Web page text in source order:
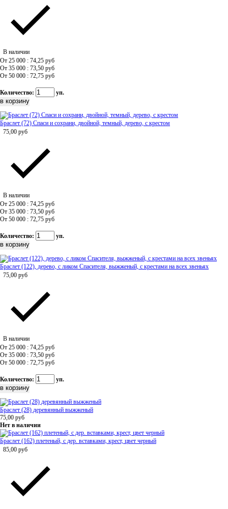
В наличии
От 25 000 : 74,25 руб
От 35 000 : 73,50 руб
От 50 000 : 72,75 руб
Количество: уп.
Браслет (72) Спаси и сохрани, двойной, темный, дерево, с крестом
75,00 руб
В наличии
От 25 000 : 74,25 руб
От 35 000 : 73,50 руб
От 50 000 : 72,75 руб
Количество: уп.
Браслет (122), дерево, с ликом Спасителя, выжженый, с крестами на всех звеньях
75,00 руб
В наличии
От 25 000 : 74,25 руб
От 35 000 : 73,50 руб
От 50 000 : 72,75 руб
Количество: уп.
Браслет (28) деревянный выжженый
75,00 руб
Нет в наличии
Браслет (162) плетеный, с дер. вставками, крест, цвет черный
85,00 руб